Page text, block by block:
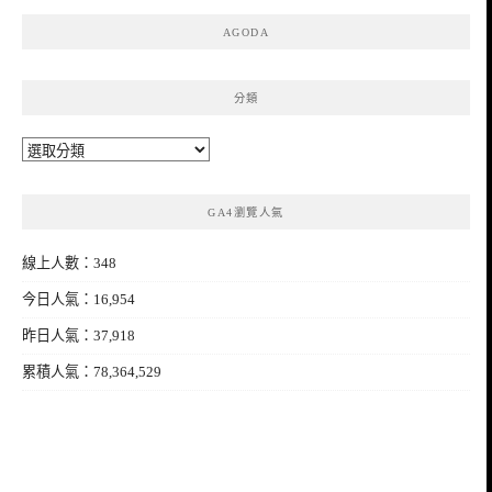
AGODA
分類
分
GA4瀏覽人氣
線上人數：348
今日人氣：16,954
昨日人氣：37,918
累積人氣：78,364,529